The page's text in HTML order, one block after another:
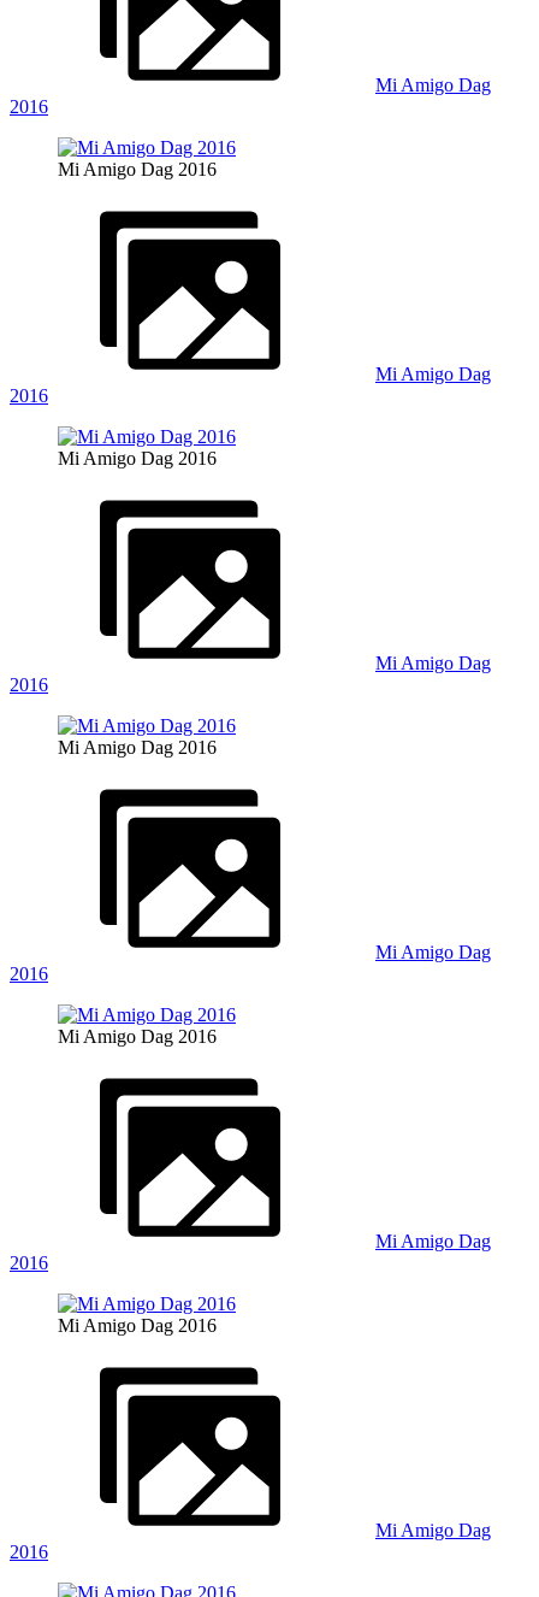
Mi Amigo Dag
2016
Mi Amigo Dag 2016
Mi Amigo Dag
2016
Mi Amigo Dag 2016
Mi Amigo Dag
2016
Mi Amigo Dag 2016
Mi Amigo Dag
2016
Mi Amigo Dag 2016
Mi Amigo Dag
2016
Mi Amigo Dag 2016
Mi Amigo Dag
2016